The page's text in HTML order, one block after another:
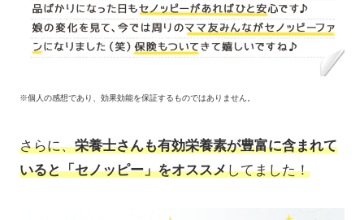
※個人の感想であり、効果効能を保証するものではありません。
さらに、栄養士さんも有効栄養素が豊富に含まれて
いると「セノッピー」をオススメしてました！